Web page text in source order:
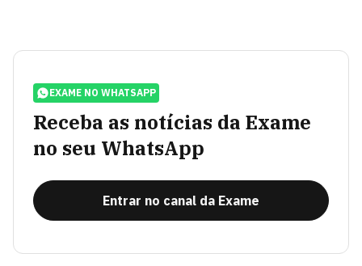
EXAME NO WHATSAPP
Receba as notícias da Exame
no seu WhatsApp
Entrar no canal da Exame